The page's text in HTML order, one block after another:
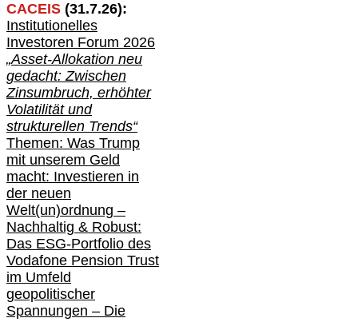
CACEIS (31.7.26):
Institutionelles
Investoren Forum 2026
„Asset-Allokation neu
gedacht: Zwischen
Zinsumbruch, erhöhter
Volatilität und
strukturellen Trends“
Themen: Was Trump
mit unserem Geld
macht: Investieren in
der neuen
Welt(un)ordnung –
Nachhaltig & Robust:
Das ESG-Portfolio des
Vodafone Pension Trust
im Umfeld
geopolitischer
Spannungen – Die